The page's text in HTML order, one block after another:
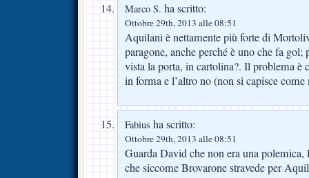
Marco S. ha scritto:
Ottobre 29th, 2013 alle 08:51
Aquilani è nettamente più forte di
paragone, anche perché è uno che fa gol;
vista la porta, in cartolina?. Il problema è
in forma e l’altro no (non si capisce come
Fabius ha scritto:
Ottobre 29th, 2013 alle 08:51
Guarda David che non era una
che siccome Brovarone stravede per